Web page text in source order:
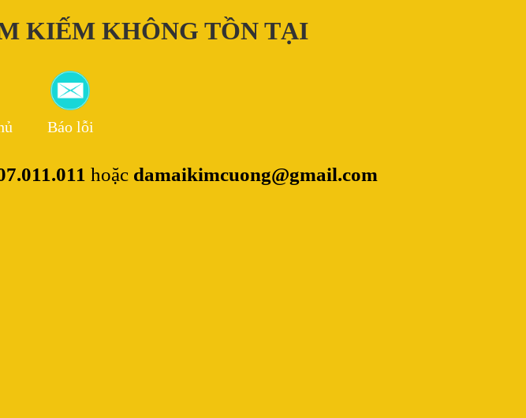
KIẾM KHÔNG TỒN TẠI
Báo lỗi
hoặc damaikimcuong@gmail.com